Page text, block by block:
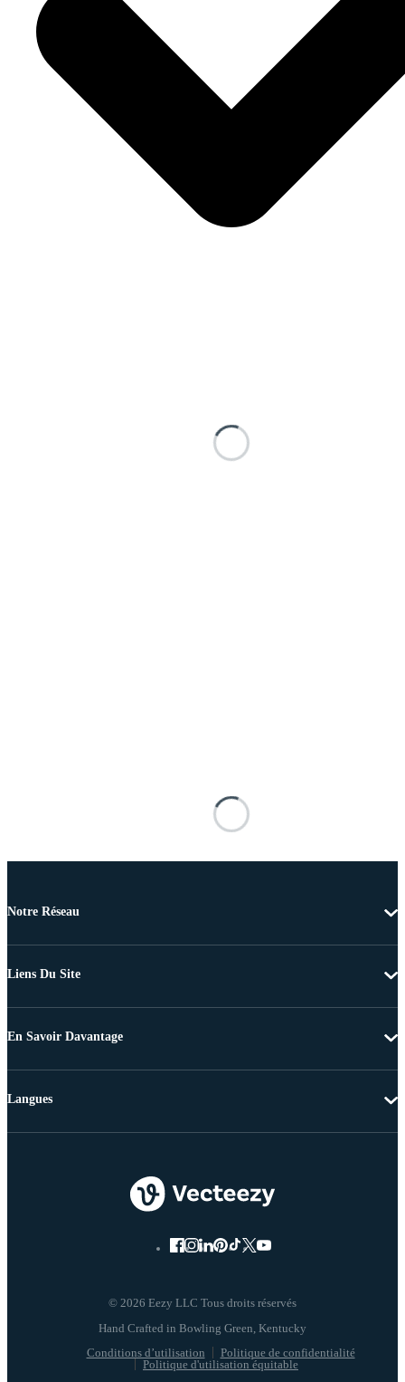
Notre Réseau
Liens Du Site
En Savoir Davantage
© 2026 Eezy LLC Tous droits réservés
Conditions d’utilisation
Politique de confidentialité
Politique d'utilisation équitable
Langues